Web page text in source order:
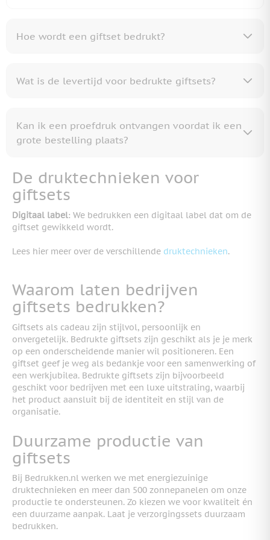
De druktechnieken voor
giftsets
Digitaal label: We bedrukken een digitaal label dat om de
giftset gewikkeld wordt.
Lees hier meer over de verschillende druktechnieken.
Waarom laten bedrijven
giftsets bedrukken?
Giftsets als cadeau zijn stijlvol, persoonlijk en
onvergetelijk. Bedrukte giftsets zijn geschikt als je je merk
op een onderscheidende manier wil positioneren. Een
giftset geef je weg als bedankje voor een samenwerking of
een werkjubilea. Bedrukte giftsets zijn bijvoorbeeld
geschikt voor bedrijven met een luxe uitstraling, waarbij
het product aansluit bij de identiteit en stijl van de
organisatie.
Duurzame productie van
giftsets
Bij Bedrukken.nl werken we met energiezuinige
druktechnieken en meer dan 500 zonnepanelen om onze
productie te ondersteunen. Zo kiezen we voor kwaliteit én
een duurzame aanpak. Laat je verzorgingssets duurzaam
bedrukken.
Hoe wordt een giftset bedrukt?
Wat is de levertijd voor bedrukte giftsets?
Kan ik een proefdruk ontvangen voordat ik een
grote bestelling plaats?